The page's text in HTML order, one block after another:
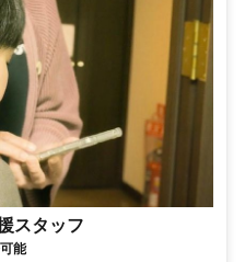
スタッフ
能